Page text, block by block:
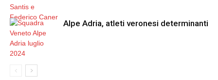
Alpe Adria, atleti veronesi determinanti